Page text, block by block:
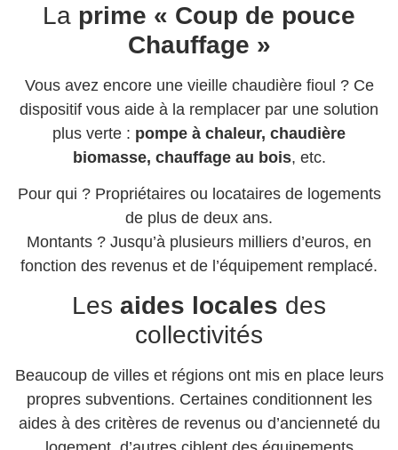
La prime « Coup de pouce
Chauffage »
Vous avez encore une vieille chaudière fioul ? Ce
dispositif vous aide à la remplacer par une solution
plus verte : pompe à chaleur, chaudière
biomasse, chauffage au bois, etc.
Pour qui ? Propriétaires ou locataires de logements
de plus de deux ans.
Montants ? Jusqu’à plusieurs milliers d’euros, en
fonction des revenus et de l’équipement remplacé.
Les aides locales des
collectivités
Beaucoup de villes et régions ont mis en place leurs
propres subventions. Certaines conditionnent les
aides à des critères de revenus ou d’ancienneté du